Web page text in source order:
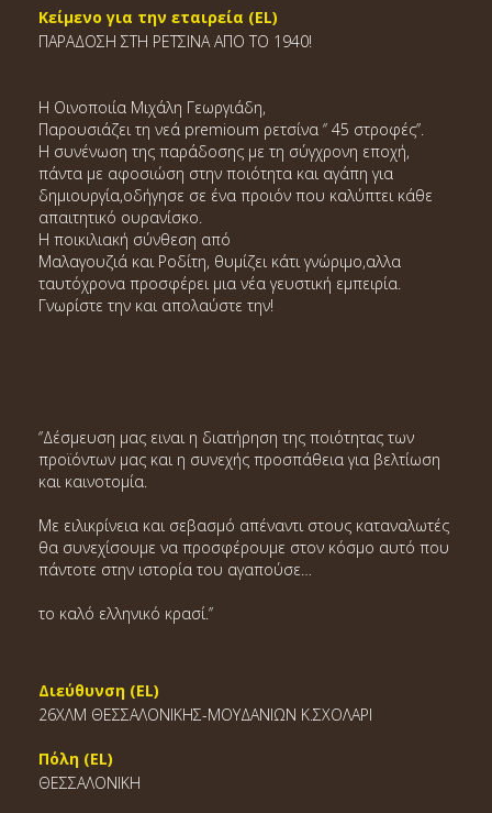
Κείμενο για την εταιρεία (EL)
ΠΑΡΑΔΟΣΗ ΣΤΗ ΡΕΤΣΙΝΑ ΑΠΟ ΤΟ 1940!
Η Οινοποιία Μιχάλη Γεωργιάδη,
Παρουσιάζει τη νεά premioum ρετσίνα ‘’ 45 στροφές’’.
Η συνένωση της παράδοσης με τη σύγχρονη εποχή,
πάντα με αφοσιώση στην ποιότητα και αγάπη για
δημιουργία,οδήγησε σε ένα προιόν που καλύπτει κάθε
απαιτητικό ουρανίσκο.
Η ποικιλιακή σύνθεση από
Μαλαγουζιά και Ροδίτη, θυμίζει κάτι γνώριμο,αλλα
ταυτόχρονα προσφέρει μια νέα γευστική εμπειρία.
Γνωρίστε την και απολαύστε την!
‘’Δέσμευση μας ειναι η διατήρηση της ποιότητας των
προϊόντων μας και η συνεχής προσπάθεια για βελτίωση
και καινοτομία.
Με ειλικρίνεια και σεβασμό απέναντι στους καταναλωτές
θα συνεχίσουμε να προσφέρουμε στον κόσμο αυτό που
πάντοτε στην ιστορία του αγαπούσε…
το καλό ελληνικό κρασί.’’
Διεύθυνση (EL)
26ΧΛΜ ΘΕΣΣΑΛΟΝΙΚΗΣ-ΜΟΥΔΑΝΙΩΝ Κ.ΣΧΟΛΑΡΙ
Πόλη (EL)
ΘΕΣΣΑΛΟΝΙΚΗ